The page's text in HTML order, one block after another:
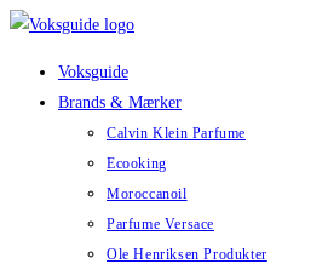
Skip
Voksguide
Brands & Mærker
Calvin Klein Parfume
Ecooking
Moroccanoil
Parfume Versace
Ole Henriksen Produkter